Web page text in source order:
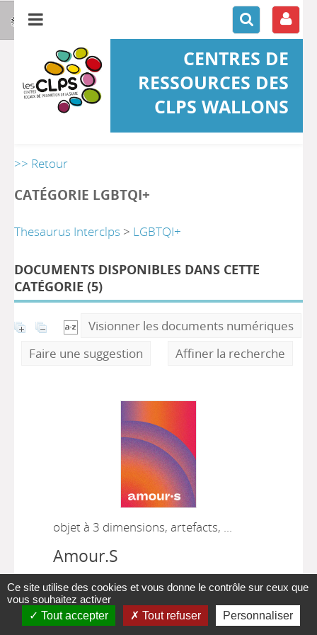
CENTRES DE
RESSOURCES DES
CLPS WALLONS
>> Retour
CATÉGORIE LGBTQI+
Thesaurus Interclps > LGBTQI+
DOCUMENTS DISPONIBLES DANS CETTE
CATÉGORIE (5)
Visionner les documents numériques
Faire une suggestion
Affiner la recherche
objet à 3 dimensions, artefacts, ...
Amour.S
Fédération des centres pluralistes de
planning familial (FCPPF) (Belgique)
Auteur|Bruxelles [Belgique] :
Fédération des Centres Pluralistes de
Ce site utilise des cookies et vous donne le contrôle sur ceux que
vous souhaitez activer
Tout accepter
Tout refuser Personnaliser